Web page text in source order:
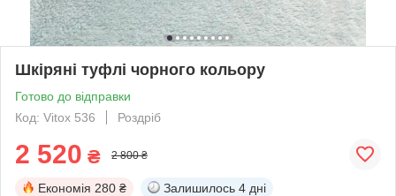
Шкіряні туфлі чорного кольору
Готово до відправки
Код: Vitox 536
Роздріб
2 520 ₴ 2 800 ₴
Економія 280 ₴ Залишилось 4 дні